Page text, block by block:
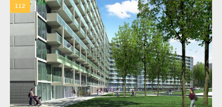
112